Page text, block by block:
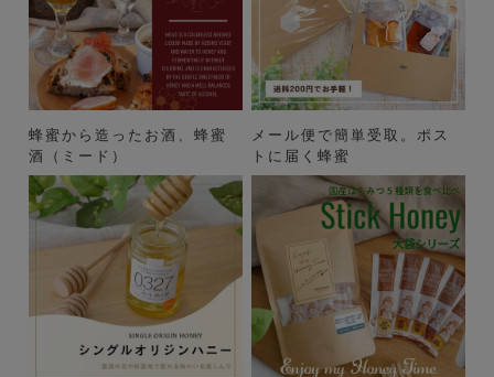
蜂蜜から造ったお酒、蜂蜜
酒（ミード）
メール便で簡単受取。ポス
トに届く蜂蜜